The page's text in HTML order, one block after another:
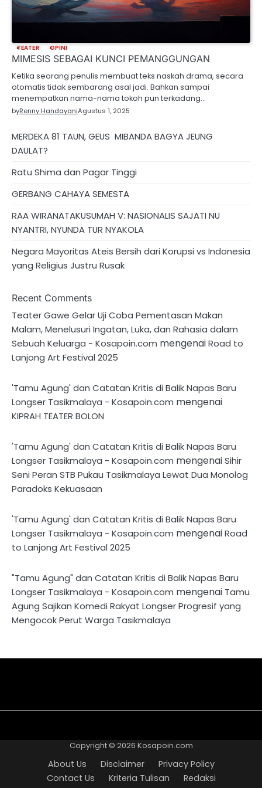
TEATER OPINI
MIMESIS SEBAGAI KUNCI PEMANGGUNGAN
Ketika seorang penulis membuat teks naskah drama, secara
otomatis tidak sembarang asal jadi. Bahkan sampai
menempatkan nama-nama tokoh pun terkadang…
byRenny HandayaniAgustus 1, 2025
MERDEKA 81 TAUN, GEUS MIBANDA BAGYA JEUNG
DAULAT?
Ratu Shima dan Pagar Tinggi
GERBANG CAHAYA SEMESTA
RAA WIRANATAKUSUMAH V: NASIONALIS SAJATI NU
NYANTRI, NYUNDA TUR NYAKOLA
Negara Mayoritas Ateis Bersih dari Korupsi vs Indonesia
yang Religius Justru Rusak
Recent Comments
Teater Gawe Gelar Uji Coba Pementasan Makan
Malam, Menelusuri Ingatan, Luka, dan Rahasia dalam
Sebuah Keluarga - Kosapoin.com mengenaiRoad to
Lanjong Art Festival 2025
'Tamu Agung' dan Catatan Kritis di Balik Napas Baru
Longser Tasikmalaya - Kosapoin.com mengenai
KIPRAH TEATER BOLON
'Tamu Agung' dan Catatan Kritis di Balik Napas Baru
Longser Tasikmalaya - Kosapoin.com mengenaiSihir
Seni Peran STB Pukau Tasikmalaya Lewat Dua Monolog
Paradoks Kekuasaan
'Tamu Agung' dan Catatan Kritis di Balik Napas Baru
Longser Tasikmalaya - Kosapoin.com mengenaiRoad
to Lanjong Art Festival 2025
"Tamu Agung" dan Catatan Kritis di Balik Napas Baru
Longser Tasikmalaya - Kosapoin.com mengenai Tamu
Agung Sajikan Komedi Rakyat Longser Progresif yang
Mengocok Perut Warga Tasikmalaya
Us
Policy
Us
Tulisan
Media
Copyright © 2026 Kosapoin.com
About Us Disclaimer
Privacy Policy
Contact Us
Kriteria Tulisan
Redaksi